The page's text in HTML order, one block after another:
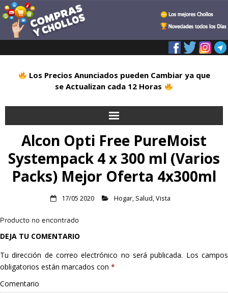
Los Precios Anunciados pueden Cambiar ya que
se Actualizan cada 12 Horas
Inicio
Alimentación
Hogar
Informática
Alcon Opti Free PureMoist
Systempack 4 x 300 ml (Varios
Packs) Mejor Oferta 4x300ml
17/05 2020 Hogar, Salud,Vista
Producto no encontrado
DEJA TU COMENTARIO
Tu dirección de correo electrónico no será publicada. Los campos
obligatorios están marcados con *
Comentario